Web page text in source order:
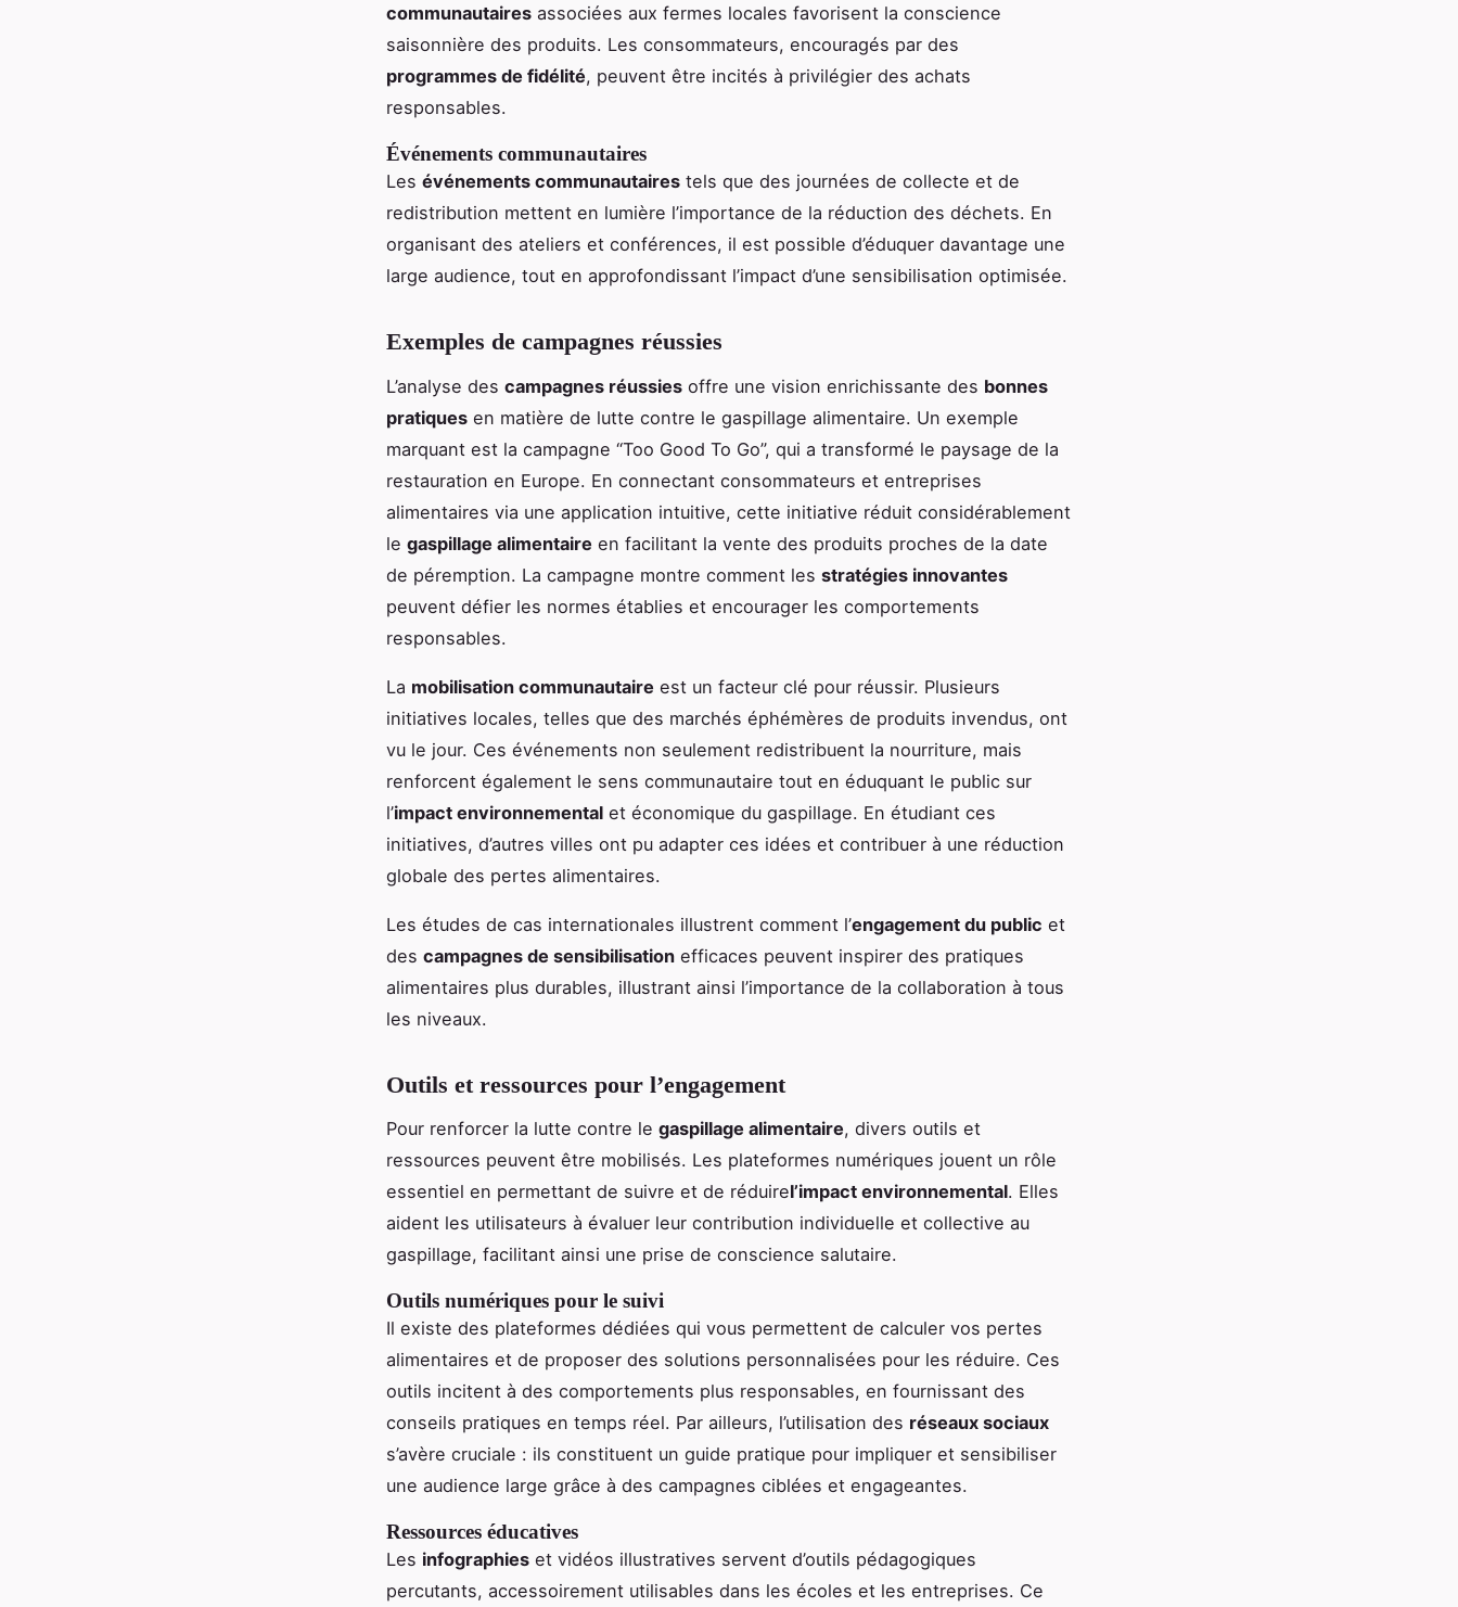
communautaires associées aux fermes locales favorisent la conscience
saisonnière des produits. Les consommateurs, encouragés par des
programmes de fidélité, peuvent être incités à privilégier des achats
responsables.
Événements communautaires
Les événements communautaires tels que des journées de collecte et de
redistribution mettent en lumière l’importance de la réduction des déchets. En
organisant des ateliers et conférences, il est possible d’éduquer davantage une
large audience, tout en approfondissant l’impact d’une sensibilisation optimisée.
Exemples de campagnes réussies
L’analyse des campagnes réussies offre une vision enrichissante des bonnes
pratiques en matière de lutte contre le gaspillage alimentaire. Un exemple
marquant est la campagne “Too Good To Go”, qui a transformé le paysage de la
restauration en Europe. En connectant consommateurs et entreprises
alimentaires via une application intuitive, cette initiative réduit considérablement
le gaspillage alimentaire en facilitant la vente des produits proches de la date
de péremption. La campagne montre comment les stratégies innovantes
peuvent défier les normes établies et encourager les comportements
responsables.
La mobilisation communautaire est un facteur clé pour réussir. Plusieurs
initiatives locales, telles que des marchés éphémères de produits invendus, ont
vu le jour. Ces événements non seulement redistribuent la nourriture, mais
renforcent également le sens communautaire tout en éduquant le public sur
l’impact environnemental et économique du gaspillage. En étudiant ces
initiatives, d’autres villes ont pu adapter ces idées et contribuer à une réduction
globale des pertes alimentaires.
Les études de cas internationales illustrent comment l’engagement du public et
des campagnes de sensibilisation efficaces peuvent inspirer des pratiques
alimentaires plus durables, illustrant ainsi l’importance de la collaboration à tous
les niveaux.
Outils et ressources pour l’engagement
Pour renforcer la lutte contre le gaspillage alimentaire, divers outils et
ressources peuvent être mobilisés. Les plateformes numériques jouent un rôle
essentiel en permettant de suivre et de réduirel’impact environnemental. Elles
aident les utilisateurs à évaluer leur contribution individuelle et collective au
gaspillage, facilitant ainsi une prise de conscience salutaire.
Outils numériques pour le suivi
Il existe des plateformes dédiées qui vous permettent de calculer vos pertes
alimentaires et de proposer des solutions personnalisées pour les réduire. Ces
outils incitent à des comportements plus responsables, en fournissant des
conseils pratiques en temps réel. Par ailleurs, l’utilisation des réseaux sociaux
s’avère cruciale : ils constituent un guide pratique pour impliquer et sensibiliser
une audience large grâce à des campagnes ciblées et engageantes.
Ressources éducatives
Les infographies et vidéos illustratives servent d’outils pédagogiques
percutants, accessoirement utilisables dans les écoles et les entreprises. Ce